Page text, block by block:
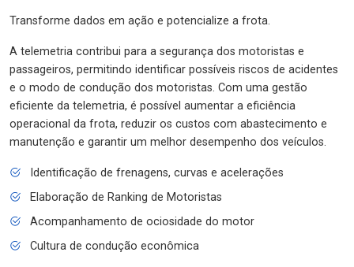
Transforme dados em ação e potencialize a frota.
A telemetria contribui para a segurança dos motoristas e
passageiros, permitindo identificar possíveis riscos de acidentes
e o modo de condução dos motoristas. Com uma gestão
eficiente da telemetria, é possível aumentar a eficiência
operacional da frota, reduzir os custos com abastecimento e
manutenção e garantir um melhor desempenho dos veículos.
Identificação de frenagens, curvas e acelerações
Elaboração de Ranking de Motoristas
Acompanhamento de ociosidade do motor
Cultura de condução econômica